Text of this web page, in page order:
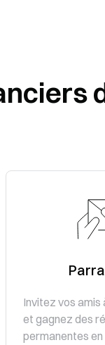
Invitez vos amis
et gagnez des
permanentes